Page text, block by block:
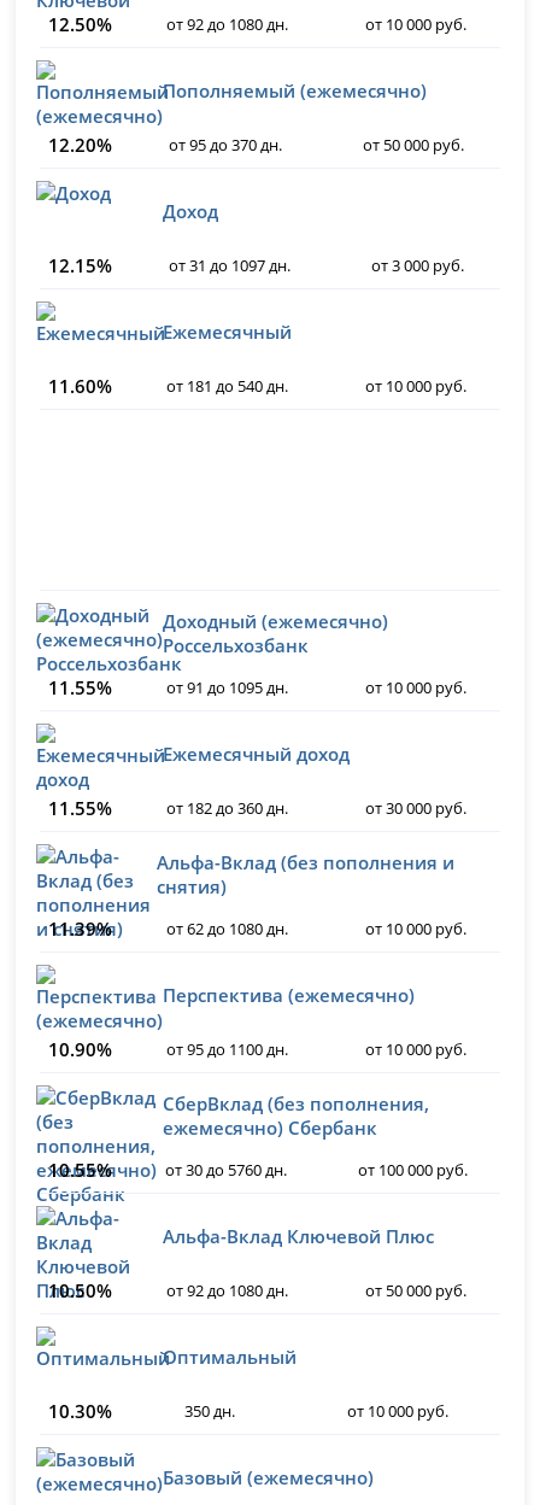
12.50% от 92 до 1080 дн. от 10 000 руб.
Пополняемый (ежемесячно)
12.20% от 95 до 370 дн. от 50 000 руб.
Доход
12.15% от 31 до 1097 дн. от 3 000 руб.
Ежемесячный
11.60% от 181 до 540 дн. от 10 000 руб.
Доходный (ежемесячно)
Россельхозбанк
11.55%
от 91 до 1095 дн. от 10 000 руб.
Ежемесячный доход
11.55% от 182 до 360 дн. от 30 000 руб.
Альфа-Вклад (без пополнения и
снятия)
11.39%
от 62 до 1080 дн. от 10 000 руб.
Перспектива (ежемесячно)
10.90% от 95 до 1100 дн. от 10 000 руб.
СберВклад (без пополнения,
ежемесячно) Сбербанк
10.55%
от 30 до 5760 дн. от 100 000 руб.
Альфа-Вклад Ключевой Плюс
10.50% от 92 до 1080 дн. от 50 000 руб.
Оптимальный
10.30% 350 дн. от 10 000 руб.
Базовый (ежемесячно)